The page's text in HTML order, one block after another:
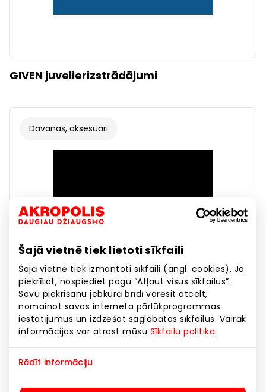
Šajā vietnē tiek lietoti sīkfaili
Šajā vietnē tiek izmantoti sīkfaili (angl. cookies). Ja
piekrītat, nospiediet pogu “Atļaut visus sīkfailus”.
Savu piekrišanu jebkurā brīdī varēsit atcelt,
nomainot savas interneta pārlūkprogrammas
iestatījumus un izdzēšot saglabātos sīkfailus. Vairāk
informācijas var atrast mūsu Sīkfailu politika.
Rādīt informāciju
GIVEN juvelierizstrādājumi
Dāvanas, aksesuāri
GOLDLIGHT jewellery